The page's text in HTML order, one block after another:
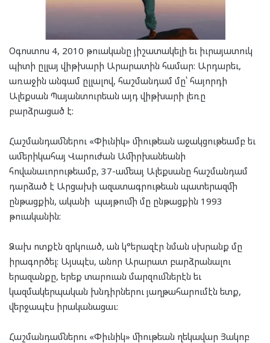
Օգոստոս 4, 2010 թուականը յիշատակելի եւ իւրայատուկ
պիտի ըլլայ վիթխարի Արարատին համար: Արդարեւ,
առաջին անգամ ըլլալով, հաշմանդամ մը՝ հայորդի
Ալեքսան Պայանտուրեան այդ վիթխարի լեռը
բարձրացած է:
Հաշմանդամներու «Փիւնիկ» միութեան աջակցութեամբ եւ
ամերիկահայ Վարուժան Ամիրխանեանի
հովանաւորութեամբ, 37-ամեայ Ալեքսանը հաշմանդամ
դարձած է Արցախի ազատագրութեան պատերազմի
ընթացքին, ականի պայթումի մը ընթացքին 1993
թուականին:
Ձախ ոտքէն զրկուած, ան կ°երազէր նման սխրանք մը
իրագործել: Այսպէս, անոր Արարատ բարձրանալու
երազանքը, երեք տարուան մարզումներէն եւ
կազմակերպական խնդիրներու յաղթահարումէն ետք,
վերջապէս իրականացաւ:
Հաշմանդամներու «Փիւնիկ» միութեան ղեկավար Յակոբ